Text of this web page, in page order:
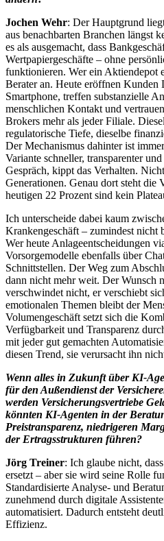
Jochen Wehr: Der Hauptgrund
aus benachbarten Branchen längst
es als ausgemacht, dass
Wertpapiergeschäfte – ohne
funktionieren. Wer ein Aktiendepot
Berater an. Heute eröffnen
Smartphone, treffen substanzielle
menschlichen Kontakt und
Brokers mehr als jeder Filiale.
regulatorische Tiefe, dieselbe
Der Mechanismus dahinter ist
Variante schneller, transparenter
Gespräch, kippt das Verhalten.
Generationen. Genau dort steht die
heutigen 22 Prozent sind kein
Ich unterscheide dabei kaum
Krankengeschäft – zumindest nicht
Wer heute Anlageentscheidungen
Vorsorgemodelle ebenfalls über
Schnittstellen. Der Weg zum
dann nicht mehr weit. Der Wunsch
verschwindet nicht, er verschiebt
emotionalen Themen bleibt der
Volumengeschäft setzt sich die
Verfügbarkeit und Transparenz
mit jeder gut gemachten
diesen Trend, sie verursacht ihn
Wenn alles in Zukunft über KI-
für den Außendienst der
werden Versicherungsvertriebe
könnten KI-Agenten in der
Preistransparenz, niedrigeren
der Ertragsstrukturen führen?
Jörg Treiner: Ich glaube nicht,
ersetzt – aber sie wird seine Rolle
Standardisierte Analyse- und
zunehmend durch digitale
automatisiert. Dadurch entsteht
Effizienz.